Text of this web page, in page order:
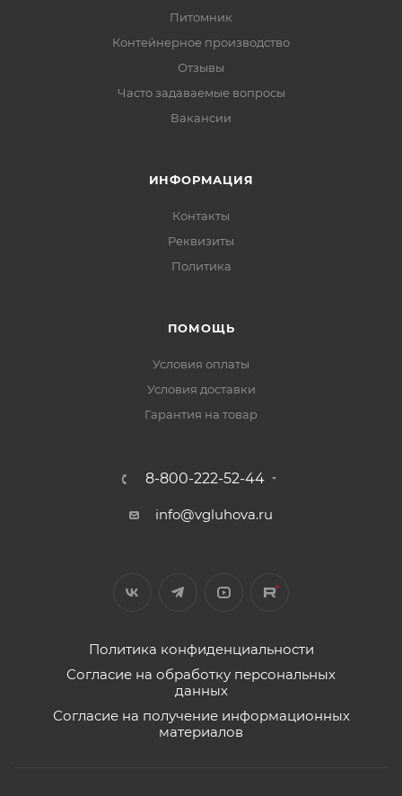
Питомник
Контейнерное производство
Отзывы
Часто задаваемые вопросы
Вакансии
ИНФОРМАЦИЯ
Контакты
Реквизиты
Политика
ПОМОЩЬ
Условия оплаты
Условия доставки
Гарантия на товар
8-800-222-52-44
info@vgluhova.ru
Политика конфиденциальности
Согласие на обработку персональных
данных
Согласие на получение информационных
материалов